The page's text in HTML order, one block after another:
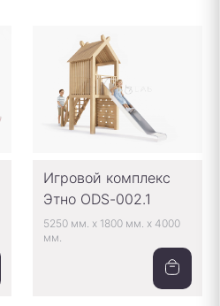
Игровой комплекс
Этно ODS-002.1
5250 мм. x 1800 мм. x 4000
мм.